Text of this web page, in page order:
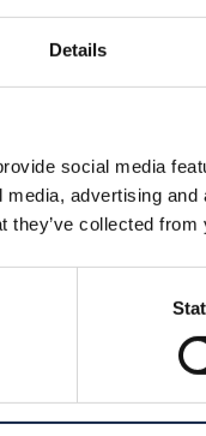
Details
social media
advertising
they’ve collected